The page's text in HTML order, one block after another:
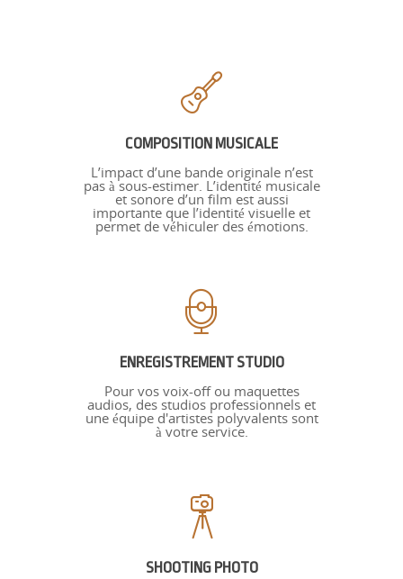
COMPOSITION MUSICALE
L’impact d’une bande originale n’est
pas à sous-estimer. L’identité musicale
et sonore d’un film est aussi
importante que l’identité visuelle et
permet de véhiculer des émotions.
ENREGISTREMENT STUDIO
Pour vos voix-off ou maquettes
audios, des studios professionnels et
une équipe d'artistes polyvalents sont
à votre service.
SHOOTING PHOTO